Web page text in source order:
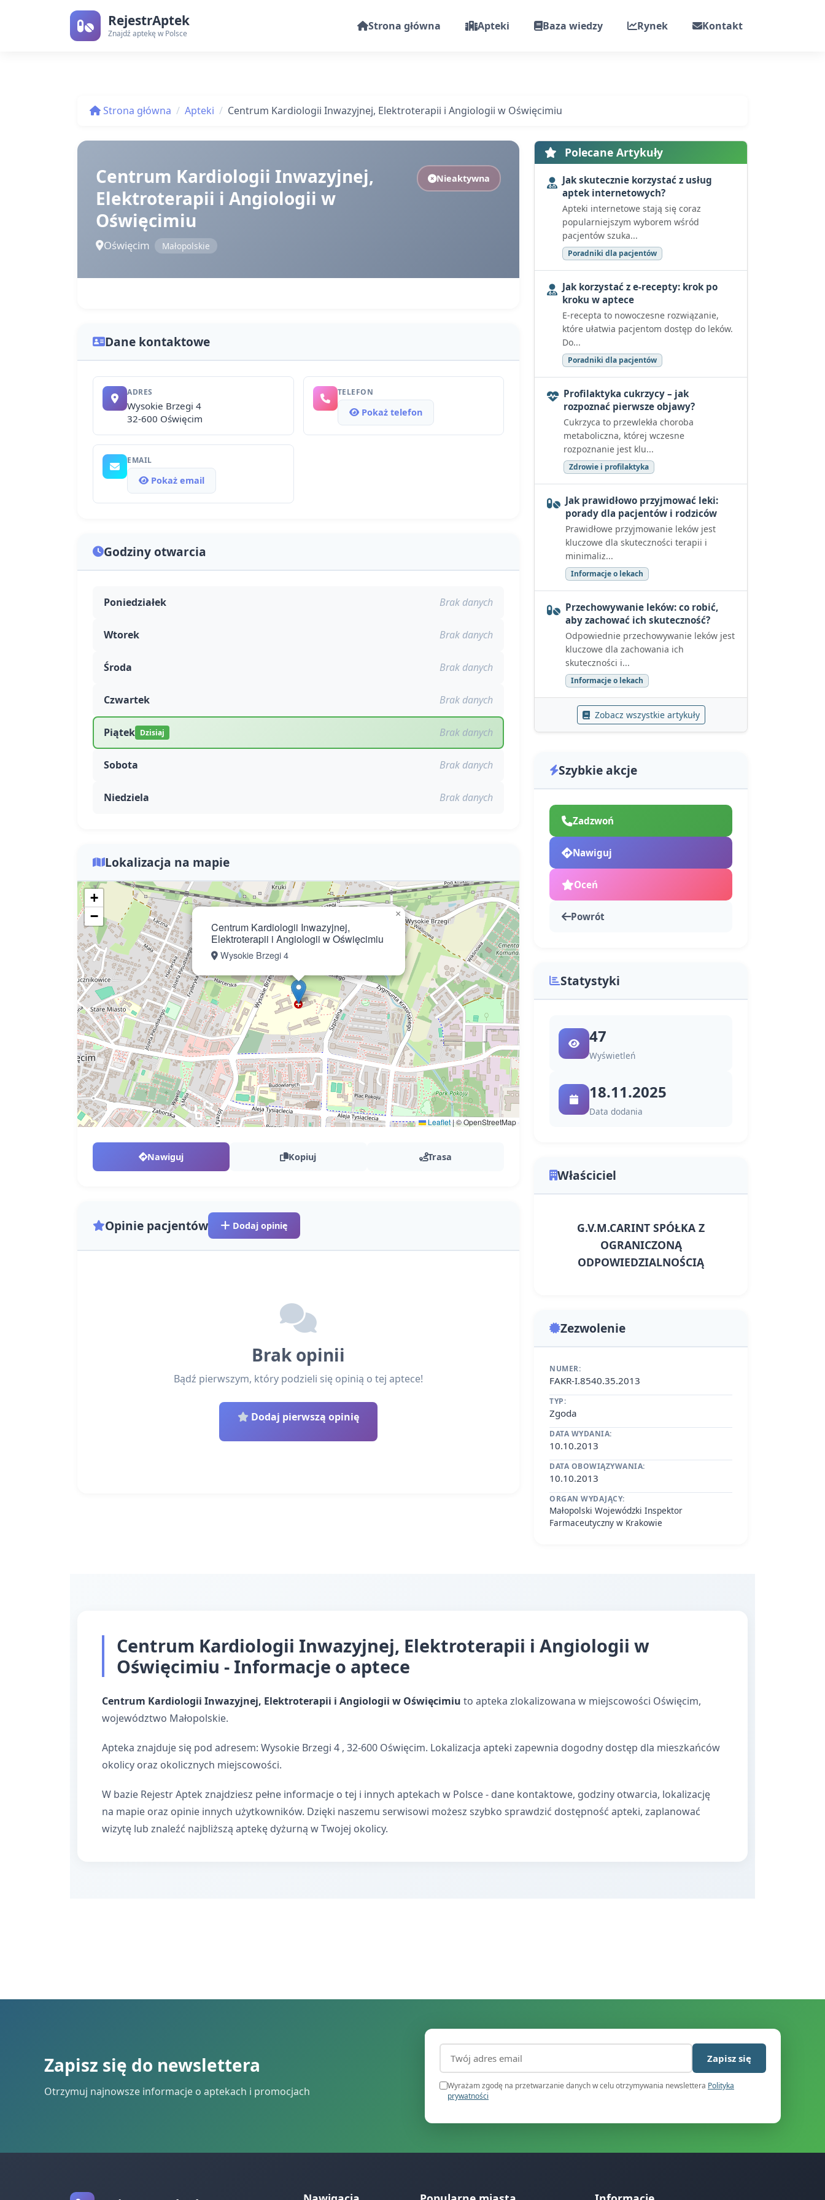
RejestrAptek
Znajdź aptekę w Polsce
Strona główna Apteki Baza wiedzy Rynek Kontakt
Strona główna Apteki Centrum Kardiologii Inwazyjnej, Elektroterapii i Angiologii w Oświęcimiu
Centrum Kardiologii Inwazyjnej,
Elektroterapii i Angiologii w
Oświęcimiu
Oświęcim Małopolskie
Nieaktywna
Dane kontaktowe
ADRES
Wysokie Brzegi 4
32-600 Oświęcim
TELEFON
Pokaż telefon
EMAIL
Pokaż email
Godziny otwarcia
Poniedziałek Brak danych
Wtorek Brak danych
Środa Brak danych
Czwartek Brak danych
Piątek Dzisiaj Brak danych
Sobota Brak danych
Niedziela Brak danych
Lokalizacja na mapie
Centrum Kardiologii Inwazyjnej,
Elektroterapii i Angiologii w Oświęcimiu
Wysokie Brzegi 4
×
+
−
Leaflet |© OpenStreetMap
Nawiguj Kopiuj Trasa
Opinie pacjentów Dodaj opinię
Brak opinii
Bądź pierwszym, który podzieli się opinią o tej aptece!
Dodaj pierwszą opinię
Polecane Artykuły
Jak skutecznie korzystać z usług
aptek internetowych?
Apteki internetowe stają się coraz
popularniejszym wyborem wśród
pacjentów szuka...
Poradniki dla pacjentów
Jak korzystać z e-recepty: krok po
kroku w aptece
E-recepta to nowoczesne rozwiązanie,
które ułatwia pacjentom dostęp do leków.
Do...
Poradniki dla pacjentów
Profilaktyka cukrzycy – jak
rozpoznać pierwsze objawy?
Cukrzyca to przewlekła choroba
metaboliczna, której wczesne
rozpoznanie jest klu...
Zdrowie i profilaktyka
Jak prawidłowo przyjmować leki:
porady dla pacjentów i rodziców
Prawidłowe przyjmowanie leków jest
kluczowe dla skuteczności terapii i
minimaliz...
Informacje o lekach
Przechowywanie leków: co robić,
aby zachować ich skuteczność?
Odpowiednie przechowywanie leków jest
kluczowe dla zachowania ich
skuteczności i...
Informacje o lekach
Zobacz wszystkie artykuły
Szybkie akcje
Zadzwoń
Nawiguj
Oceń
Powrót
Statystyki
47
Wyświetleń
18.11.2025
Data dodania
Właściciel
G.V.M.CARINT SPÓŁKA Z
OGRANICZONĄ
ODPOWIEDZIALNOŚCIĄ
Zezwolenie
NUMER:
FAKR-I.8540.35.2013
TYP:
Zgoda
DATA WYDANIA:
10.10.2013
DATA OBOWIĄZYWANIA:
10.10.2013
ORGAN WYDAJĄCY:
Małopolski Wojewódzki Inspektor
Farmaceutyczny w Krakowie
Centrum Kardiologii Inwazyjnej, Elektroterapii i Angiologii w
Oświęcimiu - Informacje o aptece
Centrum Kardiologii Inwazyjnej, Elektroterapii i Angiologii w Oświęcimiu to apteka zlokalizowana w miejscowości Oświęcim,
województwo Małopolskie.
Apteka znajduje się pod adresem: Wysokie Brzegi 4 , 32-600 Oświęcim. Lokalizacja apteki zapewnia dogodny dostęp dla mieszkańców
okolicy oraz okolicznych miejscowości.
W bazie Rejestr Aptek znajdziesz pełne informacje o tej i innych aptekach w Polsce - dane kontaktowe, godziny otwarcia, lokalizację
na mapie oraz opinie innych użytkowników. Dzięki naszemu serwisowi możesz szybko sprawdzić dostępność apteki, zaplanować
wizytę lub znaleźć najbliższą aptekę dyżurną w Twojej okolicy.
Zapisz się do newslettera
Otrzymuj najnowsze informacje o aptekach i promocjach
Adres email (wymagany)
Zapisz się
Wyrażam zgodę na przetwarzanie danych w celu otrzymywania newslettera Polityka
prywatności